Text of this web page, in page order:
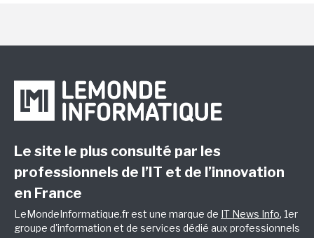
Le site le plus consulté par les
professionnels de l’IT et de l’innovation
en France
LeMondeInformatique.fr est une marque de IT News Info, 1er
groupe d'information et de services dédié aux professionnels